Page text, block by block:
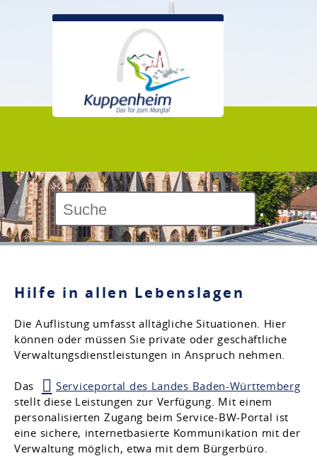
Hilfe in allen Lebenslagen
Die Auflistung umfasst alltägliche Situationen. Hier
können oder müssen Sie private oder geschäftliche
Verwaltungsdienstleistungen in Anspruch nehmen.
Das
Serviceportal des Landes Baden-Württemberg
stellt diese Leistungen zur Verfügung. Mit einem
personalisierten Zugang beim Service-BW-Portal ist
eine sichere, internetbasierte Kommunikation mit der
Verwaltung möglich, etwa mit dem Bürgerbüro.